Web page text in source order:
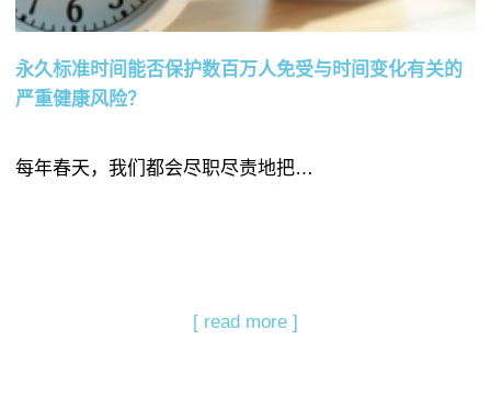
永久标准时间能否保护数百万人免受与时间变化有关的
严重健康风险？
每年春天，我们都会尽职尽责地把…
[ read more ]